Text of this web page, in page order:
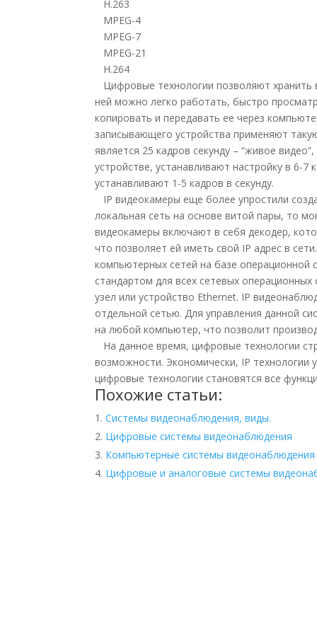
H.263
MPEG-4
MPEG-7
MPEG-21
H.264
Цифровые технологии позволяют
ней можно легко работать, быстро
копировать и передавать ее через
записывающего устройства применяют
является 25 кадров секунду – “живое
устройстве, устанавливают настройку в 6-
устанавливают 1-5 кадров в секунду.
IP видеокамеры еще более упростили
локальная сеть на основе витой пары, то
видеокамеры включают в себя декодер,
что позволяет ей иметь свой IP адрес в
компьютерных сетей на базе операционной
стандартом для всех сетевых
узел или устройство Ethernet. IP
отдельной сетью. Для управления данной
на любой компьютер, что позволит
На данное время, цифровые технологии
возможности. Экономически, IP технологии
цифровые технологии становятся все
Похожие статьи:
Системы видеонаблюдения, виды.
Цифровые системы видеонаблюдения
Компьютерные системы видеонаблюдения
Цифровые и аналоговые системы